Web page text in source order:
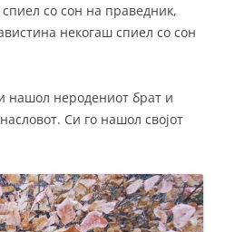
спиел со сон на праведник,
некогаш спиел со сон
нашол неродениот брат и
Си го нашол својот